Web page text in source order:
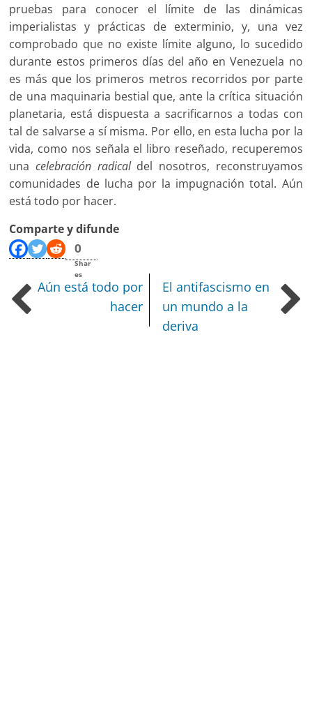
pruebas para conocer el límite de las dinámicas
imperialistas y prácticas de exterminio, y, una vez
comprobado que no existe límite alguno, lo sucedido
durante estos primeros días del año en Venezuela no
es más que los primeros metros recorridos por parte
de una maquinaria bestial que, ante la crítica situación
planetaria, está dispuesta a sacrificarnos a todas con
tal de salvarse a sí misma. Por ello, en esta lucha por la
vida, como nos señala el libro reseñado, recuperemos
unacelebración radicaldel nosotros, reconstruyamos
comunidades de lucha por la impugnación total. Aún
está todo por hacer.
Comparte y difunde
0
Shar
es
Aún está todo por
hacer
El antifascismo en
un mundo a la
deriva